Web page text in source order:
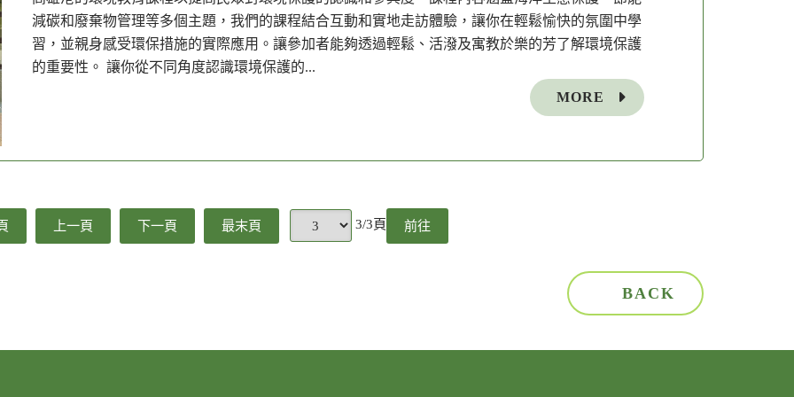
減碳和廢棄物管理等多個主題，我們的課程結合互動和實地走訪體驗，讓你在輕鬆愉快的氛圍中學
習，並親身感受環保措施的實際應用。讓參加者能夠透過輕鬆、活潑及寓教於樂的芳了解環境保護
的重要性。 讓你從不同角度認識環境保護的...
MORE
上一頁 下一頁 最末頁 3/3頁 前往
BACK